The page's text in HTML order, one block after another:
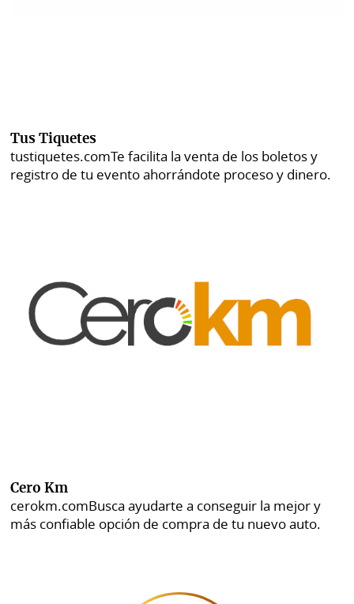
Tus Tiquetes
tustiquetes.comTe facilita la venta de los boletos y
registro de tu evento ahorrándote proceso y dinero.
Cero Km
cerokm.comBusca ayudarte a conseguir la mejor y
más confiable opción de compra de tu nuevo auto.